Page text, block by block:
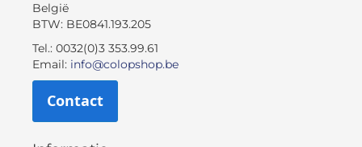
België
BTW: BE0841.193.205
Tel.: 0032(0)3 353.99.61
Email: info@colopshop.be
Contact